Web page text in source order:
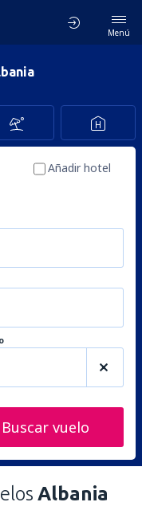
Menú
Añadir hotel
Buscar vuelo
Albania